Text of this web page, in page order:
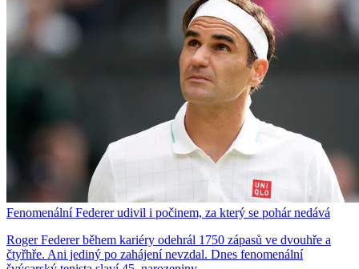
Fenomenální Federer udivil i počinem, za který se pohár nedává
Roger Federer během kariéry odehrál 1750 zápasů ve dvouhře a
čtyřhře. Ani jediný po zahájení nevzdal. Dnes fenomenální